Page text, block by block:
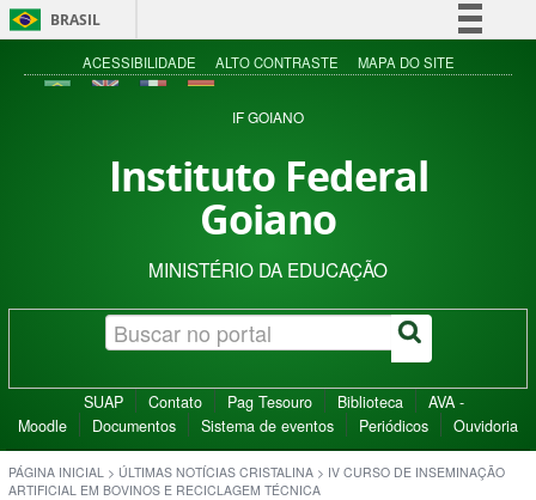
BRASIL
Simplifique!
Acesso à informação
ACESSIBILIDADE ALTO CONTRASTE MAPA DO SITE
IF GOIANO
Instituto Federal
Goiano
MINISTÉRIO DA EDUCAÇÃO
SUAP Contato Pag Tesouro Biblioteca
AVA -
Moodle
Documentos Sistema de eventos Periódicos Ouvidoria
PÁGINA INICIAL > ÚLTIMAS NOTÍCIAS CRISTALINA > IV CURSO DE INSEMINAÇÃO
ARTIFICIAL EM BOVINOS E RECICLAGEM TÉCNICA